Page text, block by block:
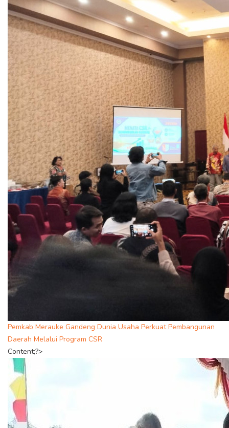
Pemkab Merauke Gandeng Dunia Usaha Perkuat Pembangunan
Daerah Melalui Program CSR
Content;?>